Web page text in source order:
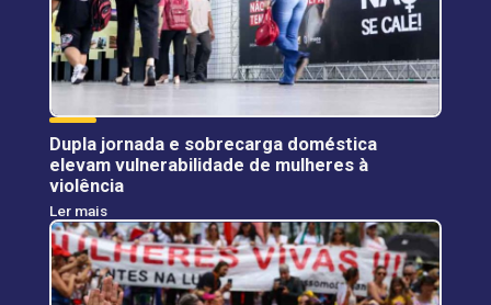
Dupla jornada e sobrecarga doméstica
elevam vulnerabilidade de mulheres à
violência
Ler mais